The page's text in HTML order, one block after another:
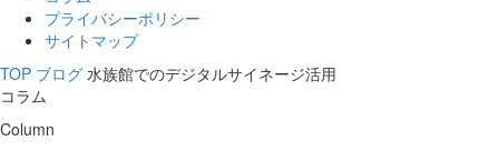
プライバシーポリシー
サイトマップ
TOP ブログ 水族館でのデジタルサイネージ活用
コラム
Column